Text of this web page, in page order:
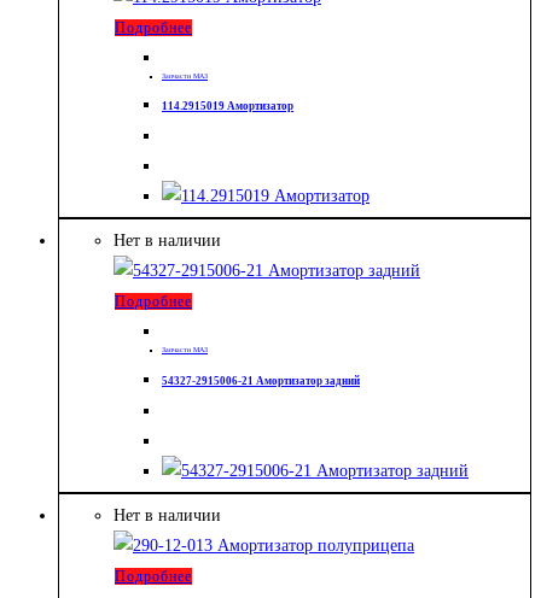
Подробнее
Запчасти МАЗ
114.2915019 Амортизатор
Нет в наличии
Подробнее
Запчасти МАЗ
54327-2915006-21 Амортизатор задний
Нет в наличии
Подробнее